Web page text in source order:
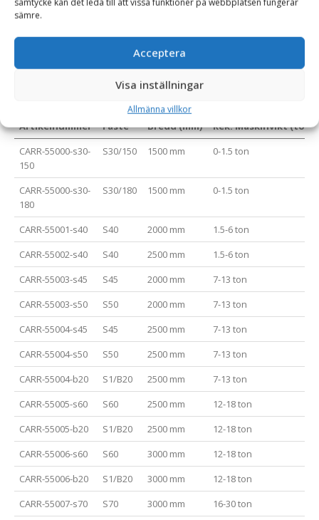
sämre.
Acceptera
Visa inställningar
Allmänna villkor
Denna planeringsbalk är ett utmärkt val för professionella
från finplanering till större avjämningsprojekt.
Artikelnummer Fäste Bredd (mm)
Rek. Maskinvikt (ton)
CARR-55000-s30-
150
S30/150 1500 mm 0-1.5 ton
CARR-55000-s30-
180
S30/180 1500 mm 0-1.5 ton
CARR-55001-s40 S40 2000 mm
1.5-6 ton
CARR-55002-s40
S40 2500 mm
1.5-6 ton
CARR-55003-s45
S45 2000 mm
7-13 ton
CARR-55003-s50
S50 2000 mm
7-13 ton
CARR-55004-s45
S45 2500 mm
7-13 ton
CARR-55004-s50
S50 2500 mm
7-13 ton
CARR-55004-b20
S1/B20 2500 mm
7-13 ton
CARR-55005-s60
S60 2500 mm
12-18 ton
CARR-55005-b20
S1/B20 2500 mm
12-18 ton
CARR-55006-s60
S60 3000 mm
12-18 ton
CARR-55006-b20
S1/B20 3000 mm
12-18 ton
CARR-55007-s70
S70 3000 mm
16-30 ton